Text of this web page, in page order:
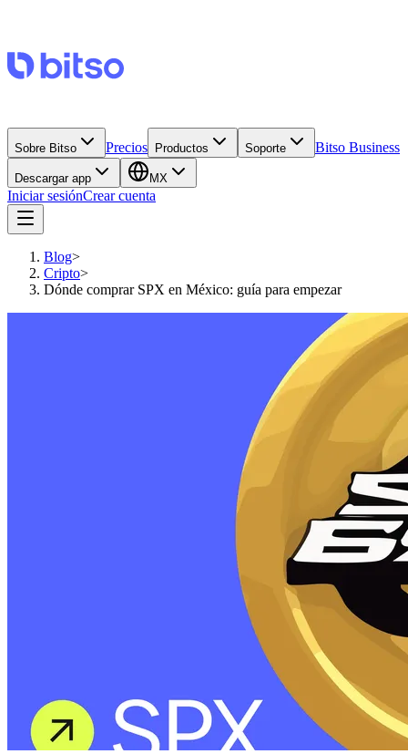
Sobre Bitso Precios Productos Soporte Bitso Business
Descargar app MX
Iniciar sesiónCrear cuenta
Blog>
Cripto>
Dónde comprar SPX en México: guía para empezar